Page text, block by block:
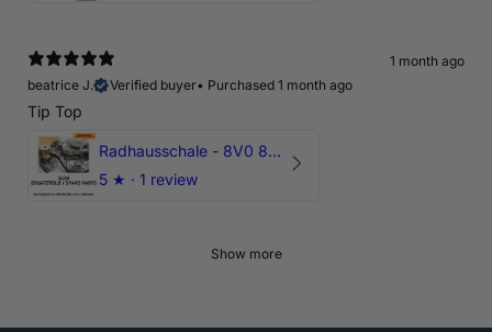
1 month ago
beatrice J.
Verified buyer• Purchased 1 month ago
Tip Top
Radhausschale - 8V0 821 191 C - Original Ersatzteil für Audi RS3 Sportback
5 ★ · 1 review
Show more